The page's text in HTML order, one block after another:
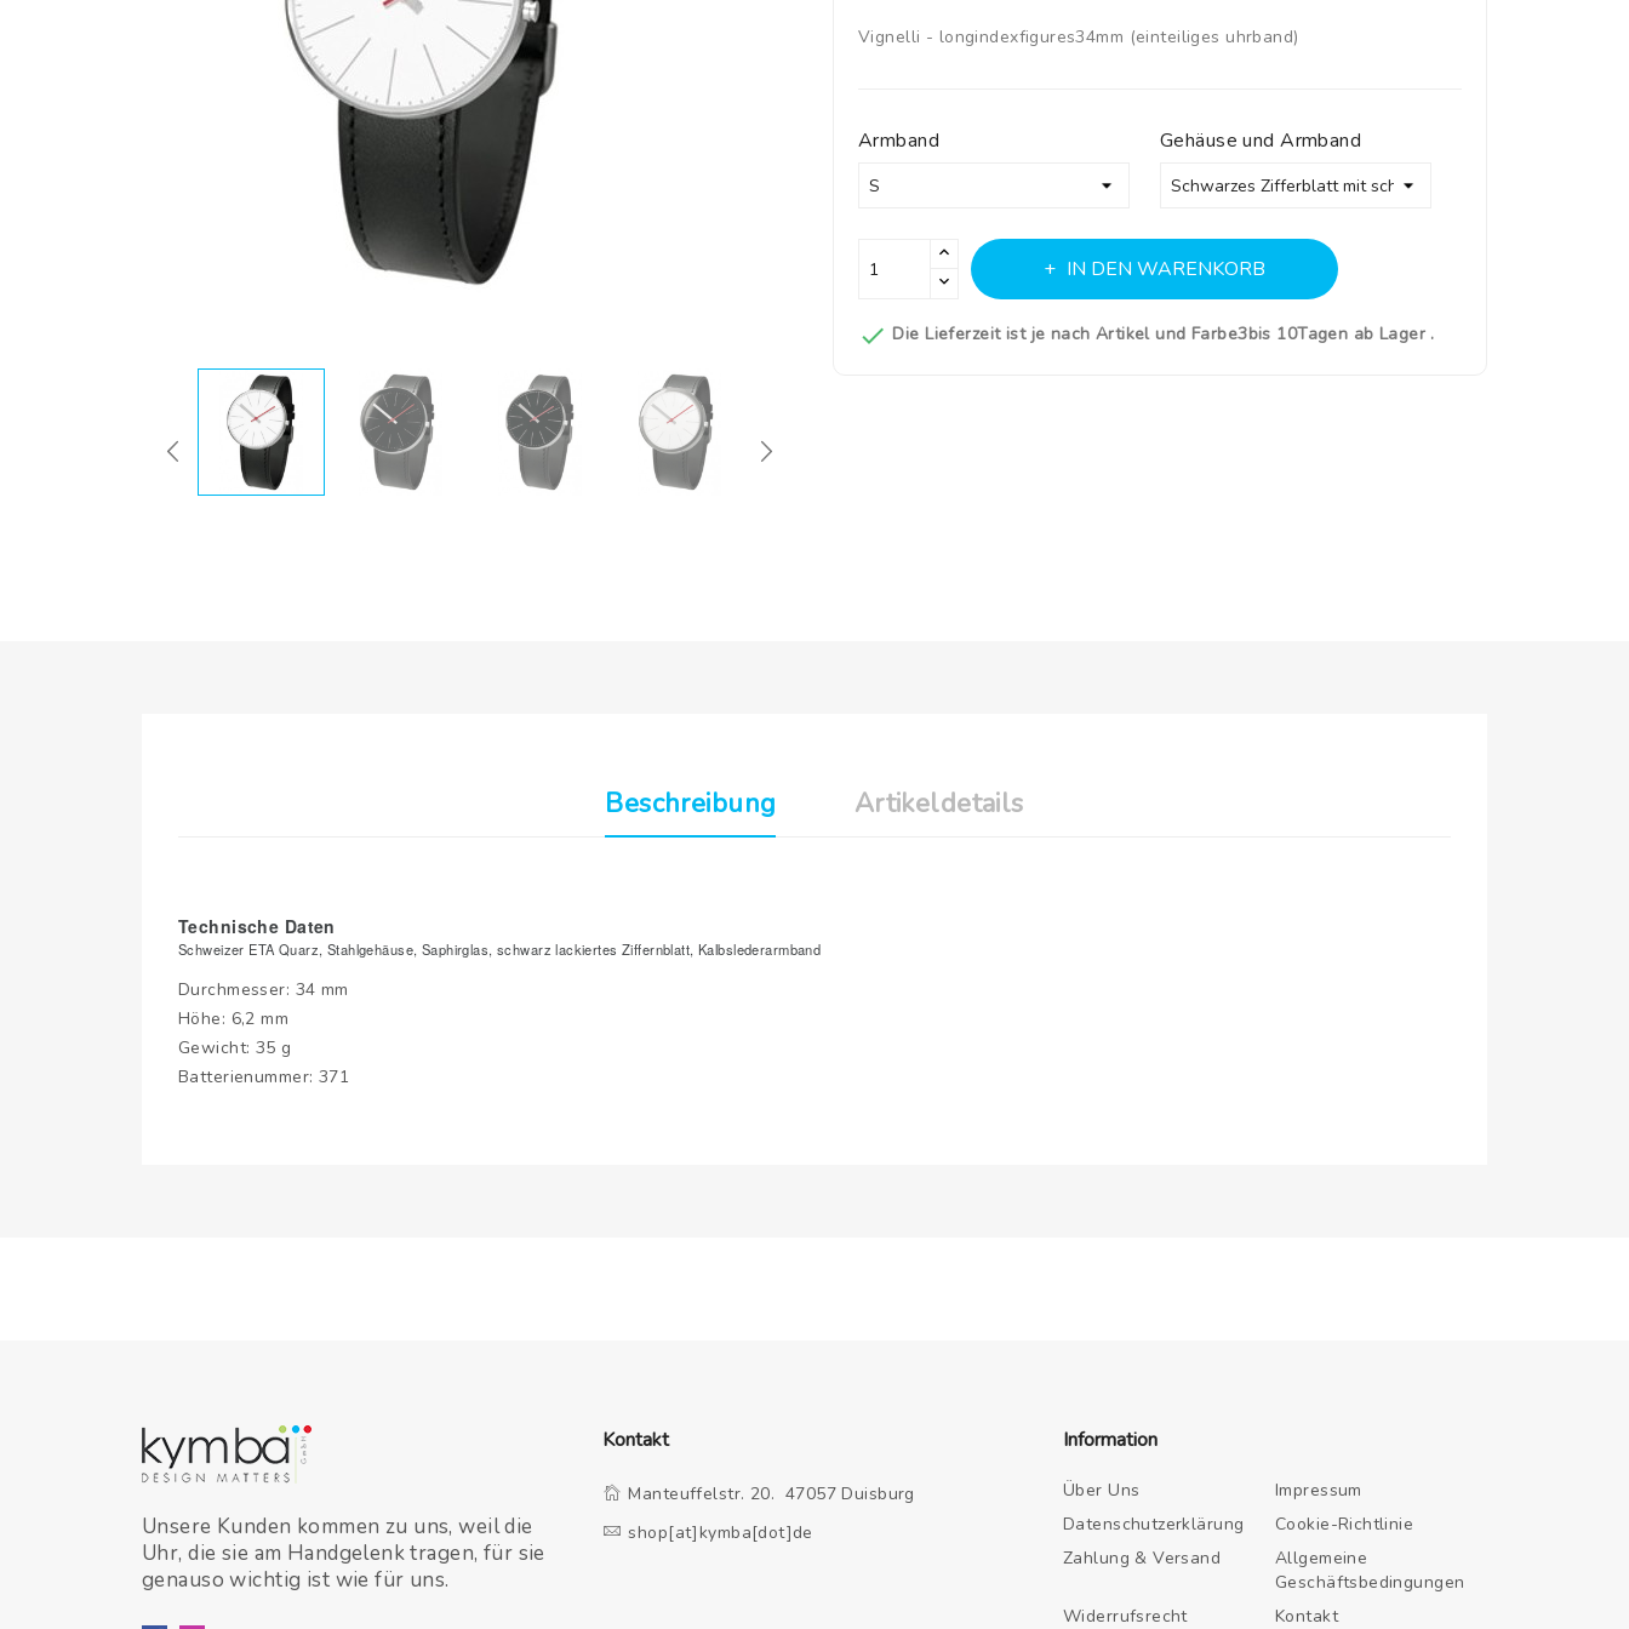
Vignelli - longindexfigures34mm (einteiliges uhrband)
Armband Gehäuse und Armband
IN DEN WARENKORB
 Die Lieferzeit ist je nach Artikel und Farbe3bis 10Tagen ab Lager .
Beschreibung Artikeldetails
Technische Daten
Schweizer ETA Quarz, Stahlgehäuse, Saphirglas, schwarz lackiertes Ziffernblatt, Kalbslederarmband
Durchmesser: 34 mm
Höhe: 6,2 mm
Gewicht: 35 g
Batterienummer: 371
Unsere Kunden kommen zu uns, weil die
Uhr, die sie am Handgelenk tragen, für sie
genauso wichtig ist wie für uns.
Kontakt
Manteuffelstr. 20. 47057 Duisburg
shop[at]kymba[dot]de
Information
Über Uns
Impressum
Datenschutzerklärung
Cookie-Richtlinie
Zahlung & Versand
Allgemeine
Geschäftsbedingungen
Widerrufsrecht
Kontakt